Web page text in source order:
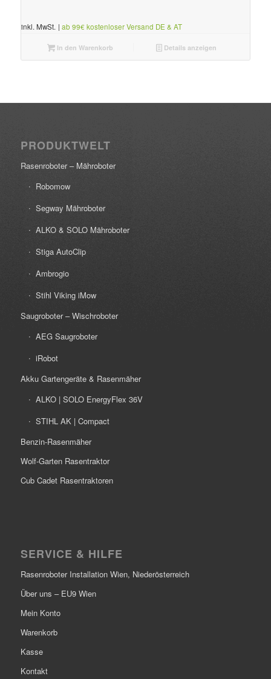
inkl. MwSt. | ab 99€ kostenloser Versand DE & AT
In den Warenkorb Details anzeigen
PRODUKTWELT
Rasenroboter – Mähroboter
Robomow
Segway Mähroboter
ALKO & SOLO Mähroboter
Stiga AutoClip
Ambrogio
Stihl Viking iMow
Saugroboter – Wischroboter
AEG Saugroboter
iRobot
Akku Gartengeräte & Rasenmäher
ALKO | SOLO EnergyFlex 36V
STIHL AK | Compact
Benzin-Rasenmäher
Wolf-Garten Rasentraktor
Cub Cadet Rasentraktoren
SERVICE & HILFE
Rasenroboter Installation Wien, Niederösterreich
Über uns – EU9 Wien
Mein Konto
Warenkorb
Kasse
Kontakt